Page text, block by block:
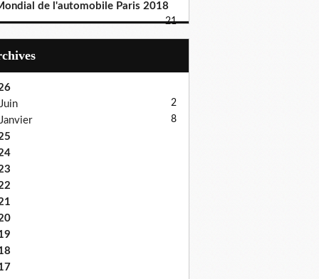
de l'automobile Paris 2018
21
Juin
2
Janvier 8